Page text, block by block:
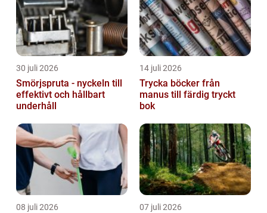
30 juli 2026
Smörjspruta - nyckeln till
effektivt och hållbart
underhåll
14 juli 2026
Trycka böcker från
manus till färdig tryckt
bok
08 juli 2026 07 juli 2026